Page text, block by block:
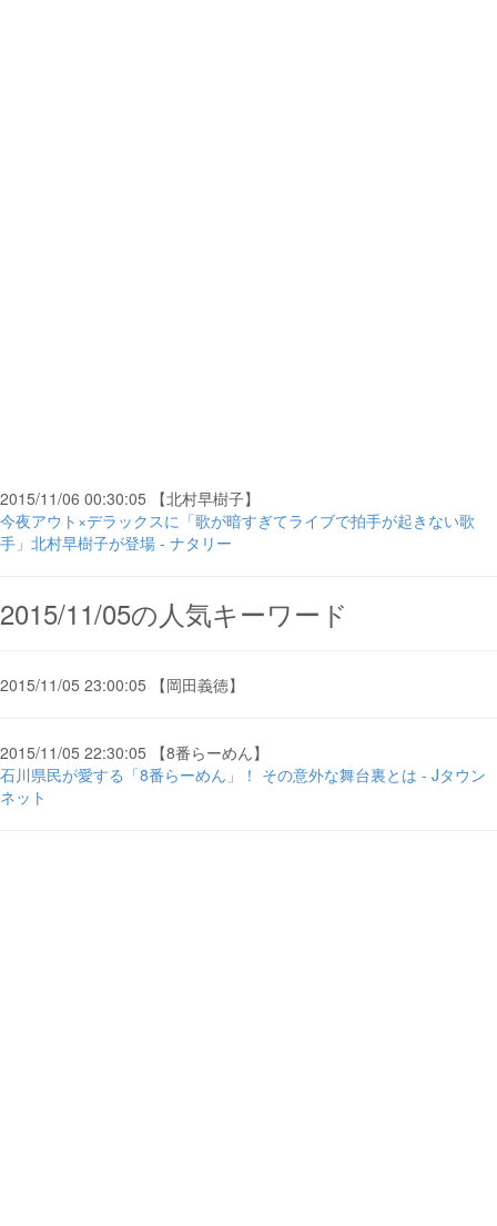
2015/11/06 00:30:05 【北村早樹子】
今夜アウト×デラックスに「歌が暗すぎてライブで拍手が起きない歌
手」北村早樹子が登場 - ナタリー
2015/11/05の人気キーワード
2015/11/05 23:00:05 【岡田義徳】
2015/11/05 22:30:05 【8番らーめん】
石川県民が愛する「8番らーめん」！ その意外な舞台裏とは - Jタウン
ネット